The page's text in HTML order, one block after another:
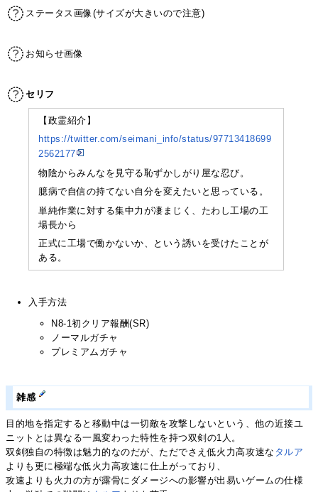
ステータス画像(サイズが大きいので注意)
お知らせ画像
セリフ
【政霊紹介】
https://twitter.com/seimani_info/status/97713418699
2562177
物陰からみんなを見守る恥ずかしがり屋な忍び。
臆病で自信の持てない自分を変えたいと思っている。
単純作業に対する集中力が凄まじく、たわし工場の工
場長から
正式に工場で働かないか、という誘いを受けたことが
ある。
入手方法
N8-1初クリア報酬(SR)
ノーマルガチャ
プレミアムガチャ
雑感
目的地を指定すると移動中は一切敵を攻撃しないという、他の近接ユ
ニットとは異なる一風変わった特性を持つ双剣の1人。
双剣独自の特徴は魅力的なのだが、ただでさえ低火力高攻速な タルア
よりも更に極端な低火力高攻速に仕上がっており、
攻速よりも火力の方が露骨にダメージへの影響が出易いゲームの仕様